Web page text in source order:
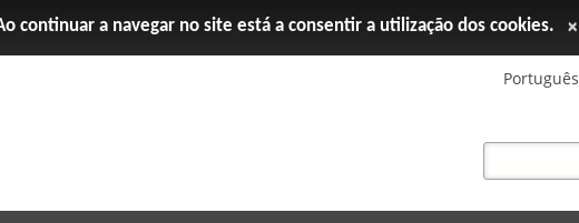
Português
continuar a navegar no site está a consentir a utilização dos cookies. ×